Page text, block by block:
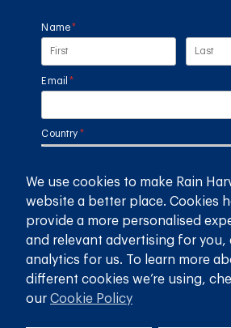
Name*
(required)
Email *
(required)
Country *(required)
SUBMIT
GET THE RAIN HARVESTING™
We use cookies to make Rain
website a better place. Cookies
provide a more personalised
and relevant advertising for you,
analytics for us. To learn more
different cookies we’re using,
our Cookie Policy